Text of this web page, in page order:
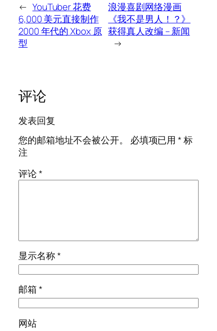
← YouTuber 花费
6,000 美元直接制作
2000 年代的 Xbox 原
型
浪漫喜剧网络漫画
《我不是男人！？》
获得真人改编 – 新闻
→
评论
发表回复
您的邮箱地址不会被公开。
必填项已用*标
注
评论*
显示名称*
邮箱*
网站